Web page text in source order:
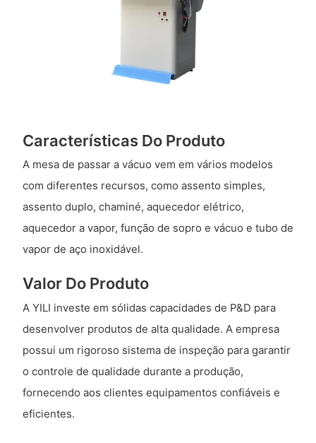
Características Do Produto
A mesa de passar a vácuo vem em vários modelos
com diferentes recursos, como assento simples,
assento duplo, chaminé, aquecedor elétrico,
aquecedor a vapor, função de sopro e vácuo e tubo de
vapor de aço inoxidável.
Valor Do Produto
A YILI investe em sólidas capacidades de P&D para
desenvolver produtos de alta qualidade. A empresa
possui um rigoroso sistema de inspeção para garantir
o controle de qualidade durante a produção,
fornecendo aos clientes equipamentos confiáveis ​​e
eficientes.